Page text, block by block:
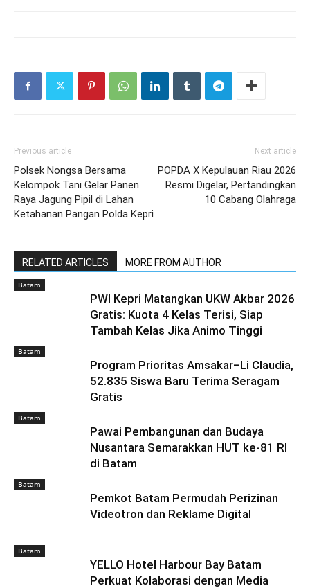
Previous article
Polsek Nongsa Bersama
Kelompok Tani Gelar Panen
Raya Jagung Pipil di Lahan
Ketahanan Pangan Polda Kepri
Next article
POPDA X Kepulauan Riau 2026
Resmi Digelar, Pertandingkan
10 Cabang Olahraga
RELATED ARTICLES MORE FROM AUTHOR
Batam
PWI Kepri Matangkan UKW Akbar 2026
Gratis: Kuota 4 Kelas Terisi, Siap
Tambah Kelas Jika Animo Tinggi
Batam
Program Prioritas Amsakar–Li Claudia,
52.835 Siswa Baru Terima Seragam
Gratis
Batam
Pawai Pembangunan dan Budaya
Nusantara Semarakkan HUT ke-81 RI
di Batam
Batam
Pemkot Batam Permudah Perizinan
Videotron dan Reklame Digital
Batam
YELLO Hotel Harbour Bay Batam
Perkuat Kolaborasi dengan Media